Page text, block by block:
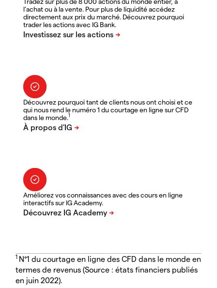
l'achat ou à la vente. Pour plus de liquidité accédez
directement aux prix du marché. Découvrez pourquoi
trader les actions avec IG Bank.
Découvrez pourquoi tant de clients nous ont choisi et ce
qui nous rend le numéro 1 du courtage en ligne sur CFD
dans le monde.1
Améliorez vos connaissances avec des cours en ligne
interactifs sur IG Academy.
1 N°1 du courtage en ligne des CFD dans le monde en
termes de revenus (Source : états financiers publiés
en juin 2022).